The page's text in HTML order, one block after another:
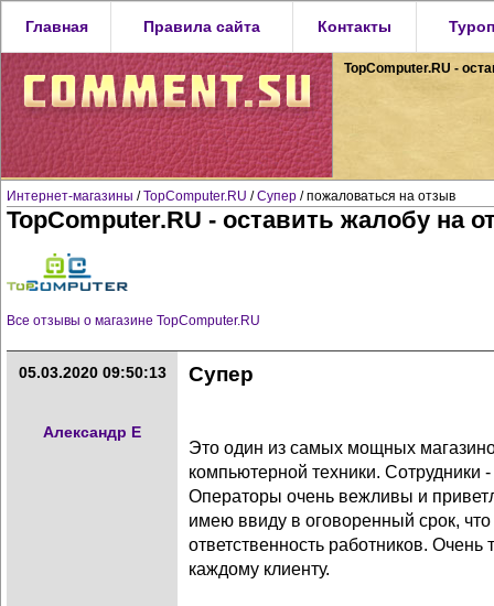
Главная Правила сайта Контакты
TopComputer.RU -
Интернет-магазины /TopComputer.RU /Супер / пожаловаться на отзыв
TopComputer.RU - оставить жалобу на
Все отзывы о магазине TopComputer.RU
05.03.2020 09:50:13
Александр Е
Супер
Это один из самых мощных
компьютерной техники.
Операторы очень вежливы и
имею ввиду в оговоренный срок,
ответственность работников.
каждому клиенту.